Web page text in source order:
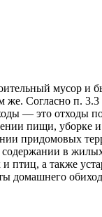
мусор и
же. Согласно п.
— это отходы
пищи, уборке
придомовых
содержании в
птиц, а также
домашнего